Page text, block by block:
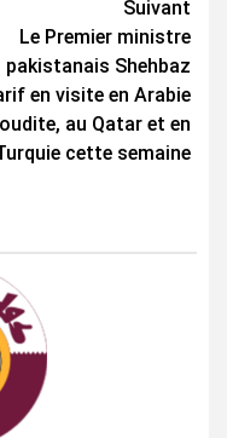
Suivant
Le Premier ministre
pakistanais Shehbaz
en visite en Arabie
au Qatar et en
cette semaine